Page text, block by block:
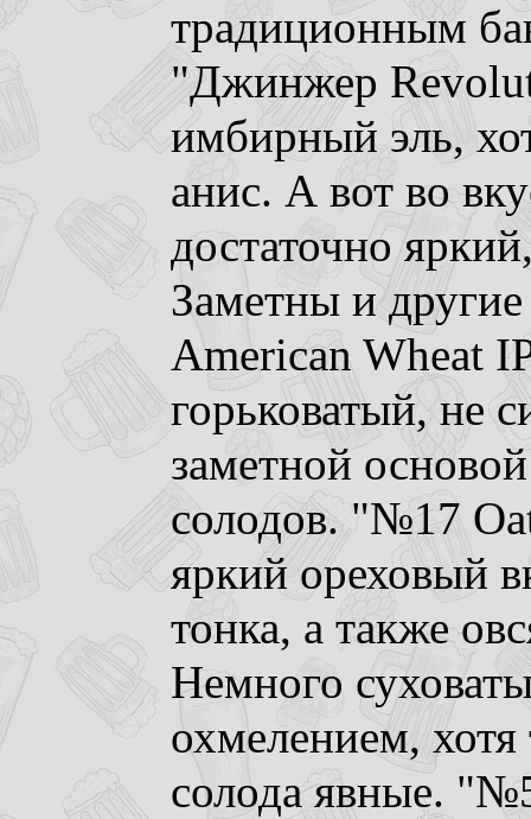
традиционным
"Джинжер
имбирный эль,
анис. А вот во
достаточно
Заметны и
American Wheat
горьковатый, не
заметной
солодов. "№17
яркий ореховый
тонка, а также
Немного
охмелением,
солода явные.